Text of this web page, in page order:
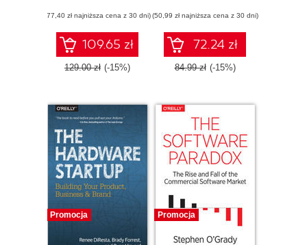
(77,40 zł najniższa cena z 30 dni)
109.65 zł
129.00 zł (-15%)
(50,99 zł najniższa cena z 30 dni)
72.24 zł
84.99 zł (-15%)
Promocja Promocja